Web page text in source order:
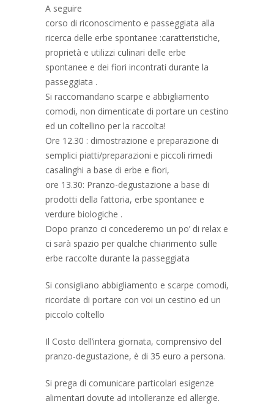
A seguire
corso di riconoscimento e passeggiata alla
ricerca delle erbe spontanee :caratteristiche,
proprietà e utilizzi culinari delle erbe
spontanee e dei fiori incontrati durante la
passeggiata .
Si raccomandano scarpe e abbigliamento
comodi, non dimenticate di portare un cestino
ed un coltellino per la raccolta!
Ore 12.30 : dimostrazione e preparazione di
semplici piatti/preparazioni e piccoli rimedi
casalinghi a base di erbe e fiori,
ore 13.30: Pranzo-degustazione a base di
prodotti della fattoria, erbe spontanee e
verdure biologiche .
Dopo pranzo ci concederemo un po’ di relax e
ci sarà spazio per qualche chiarimento sulle
erbe raccolte durante la passeggiata
Si consigliano abbigliamento e scarpe comodi,
ricordate di portare con voi un cestino ed un
piccolo coltello
Il Costo dell’intera giornata, comprensivo del
pranzo-degustazione, è di 35 euro a persona.
Si prega di comunicare particolari esigenze
alimentari dovute ad intolleranze ed allergie.